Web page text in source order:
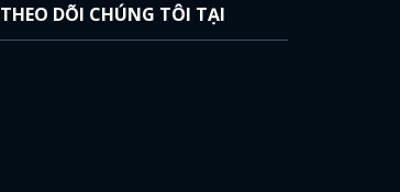
THEO DÕI CHÚNG TÔI TẠI